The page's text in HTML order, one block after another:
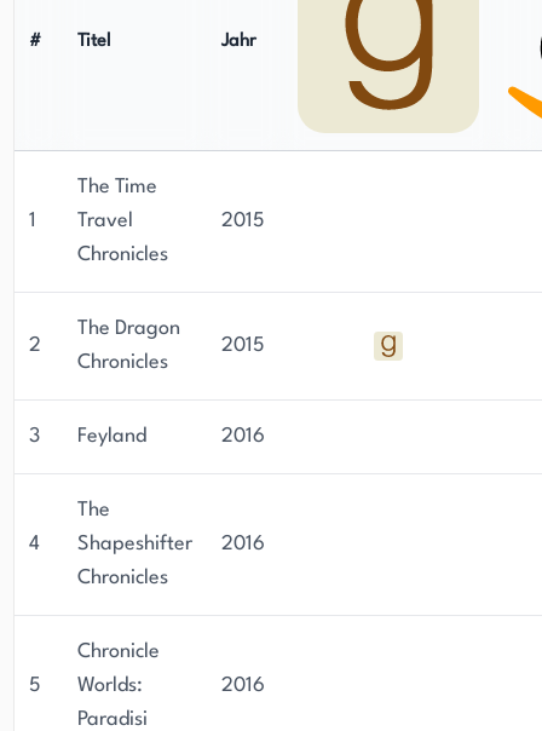
# Titel Jahr
1
The Time
Travel
Chronicles
2015
2
The Dragon
Chronicles
2015
3 Feyland 2016
4
The
Shapeshifter
Chronicles
2016
5
Chronicle
Worlds:
Paradisi
2016